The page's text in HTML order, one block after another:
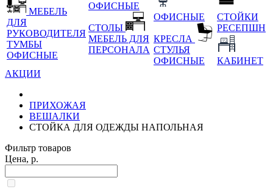
МЕБЕЛЬ
ДЛЯ
РУКОВОДИТЕЛЯ
ТУМБЫ
ОФИСНЫЕ
ОФИСНЫЕ
СТОЛЫ
МЕБЕЛЬ ДЛЯ
ПЕРСОНАЛА
ОФИСНЫЕ
КРЕСЛА
СТУЛЬЯ
ОФИСНЫЕ
СТОЙКИ
РЕСЕПШН
КАБИНЕТ
АКЦИИ
ПРИХОЖАЯ
ВЕШАЛКИ
СТОЙКА ДЛЯ ОДЕЖДЫ НАПОЛЬНАЯ
Фильтр товаров
Цена, р.